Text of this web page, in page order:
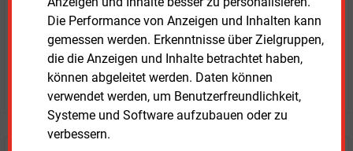
Die Performance von Anzeigen und Inhalten kann
gemessen werden. Erkenntnisse über Zielgruppen,
die die Anzeigen und Inhalte betrachtet haben,
können abgeleitet werden. Daten können
verwendet werden, um Benutzerfreundlichkeit,
Systeme und Software aufzubauen oder zu
verbessern.
+ einmal täglich E&M daily
+ zwei Ausgaben der Zeitung E&M
ohne automatische Verlängerung
JETZT KOSTENLOS TESTEN